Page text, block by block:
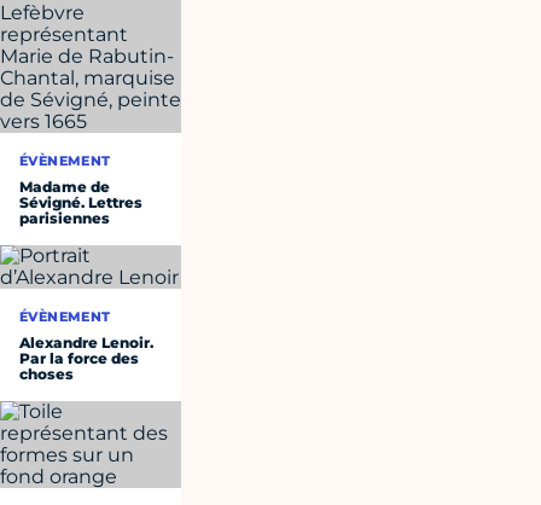
ÉVÈNEMENT
Madame de
Sévigné. Lettres
parisiennes
ÉVÈNEMENT
Alexandre Lenoir.
Par la force des
choses